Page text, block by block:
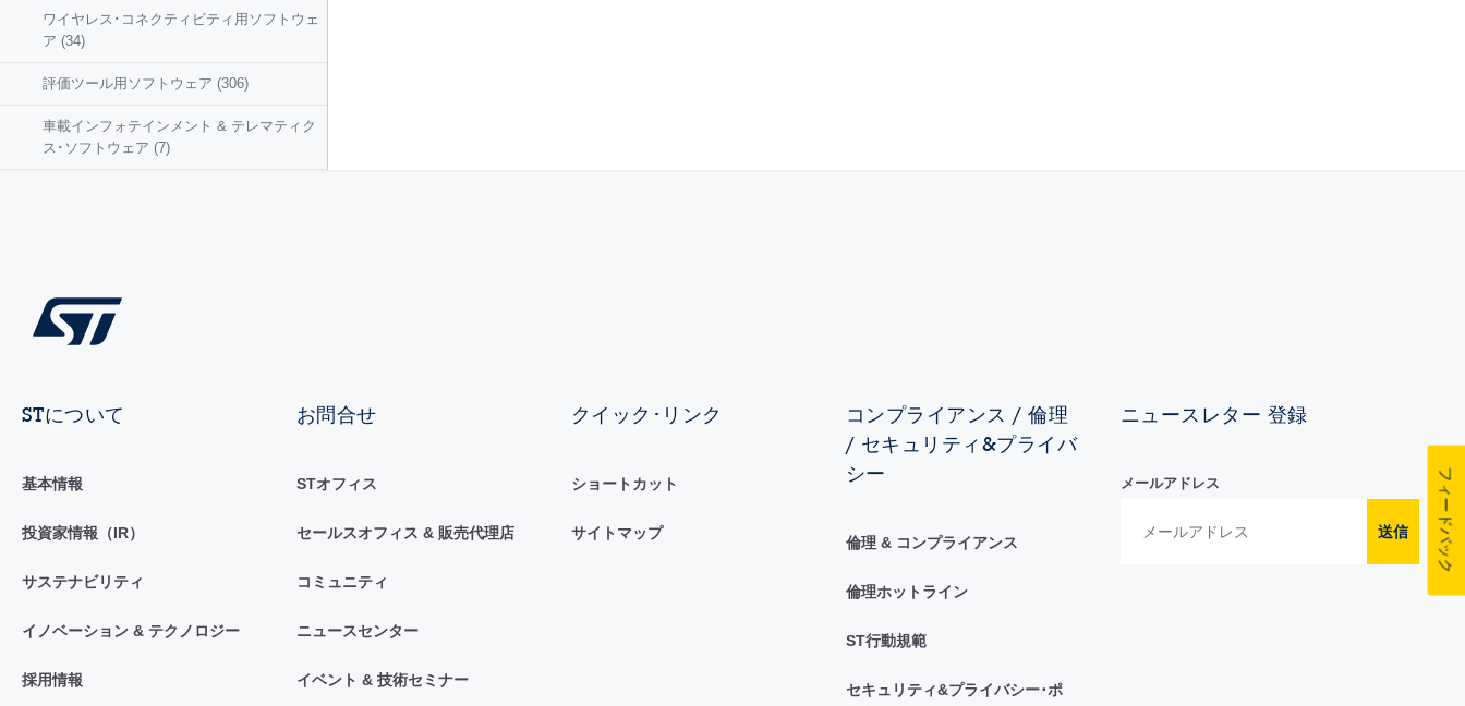
ワイヤレス･コネクティビティ用ソフトウェ
ア (34)
評価ツール用ソフトウェア (306)
車載インフォテインメント & テレマティク
ス･ソフトウェア (7)
STについて
基本情報
投資家情報（IR）
サステナビリティ
イノベーション & テクノロジー
採用情報
お問合せ
STオフィス
セールスオフィス & 販売代理店
コミュニティ
ニュースセンター
イベント & 技術セミナー
クイック･リンク
ショートカット
サイトマップ
コンプライアンス / 倫理
/ セキュリティ&プライバ
シー
倫理 & コンプライアンス
倫理ホットライン
ST行動規範
セキュリティ&プライバシー･ポ
ニュースレター 登録
メールアドレス
送信 フィードバック